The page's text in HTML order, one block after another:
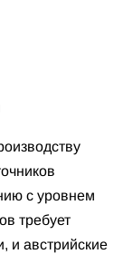
с уровнем
требует
и австрийские